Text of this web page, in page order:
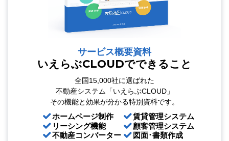
サービス概要資料
いえらぶCLOUDでできること
全国15,000社に選ばれた
不動産システム「いえらぶCLOUD」
その機能と効果が分かる特別資料です。
ホームページ制作
リーシング機能
不動産コンバーター
賃貸管理システム
顧客管理システム
図面･書類作成